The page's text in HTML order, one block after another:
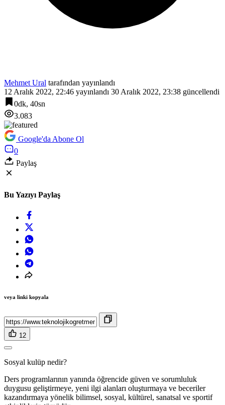
Mehmet Ural tarafından yayınlandı
12 Aralık 2022, 22:46 yayınlandı 30 Aralık 2022, 23:38 güncellendi
0dk, 40sn
3.083
Google'da Abone Ol
0
Paylaş
Bu Yazıyı Paylaş
veya linki kopyala
12
Sosyal kulüp nedir?
Ders programlarının yanında öğrencide güven ve sorumluluk
duygusu geliştirmeye, yeni ilgi alanları oluşturmaya ve beceriler
kazandırmaya yönelik bilimsel, sosyal, kültürel, sanatsal ve sportif